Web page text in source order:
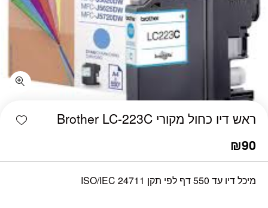
ראש דיו כחול מקורי Brother LC-223C
₪90
מיכל דיו עד 550 דף לפי תקן ISO/IEC 24711